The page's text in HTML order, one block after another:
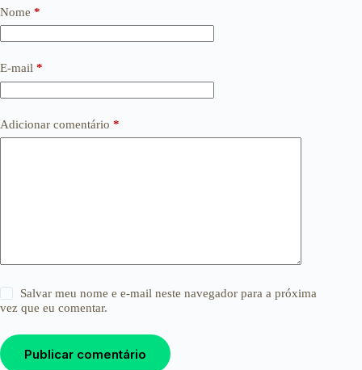
Nome *
E-mail *
Adicionar comentário *
Salvar meu nome e e-mail neste navegador para a próxima
vez que eu comentar.
Publicar comentário